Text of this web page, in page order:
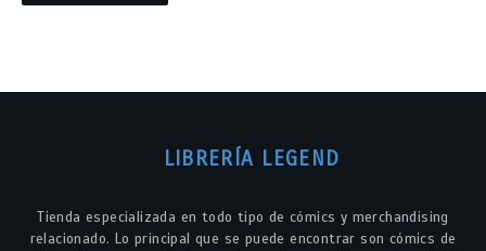
LIBRERÍA LEGEND
Tienda especializada en todo tipo de cómics y merchandising
relacionado. Lo principal que se puede encontrar son cómics de